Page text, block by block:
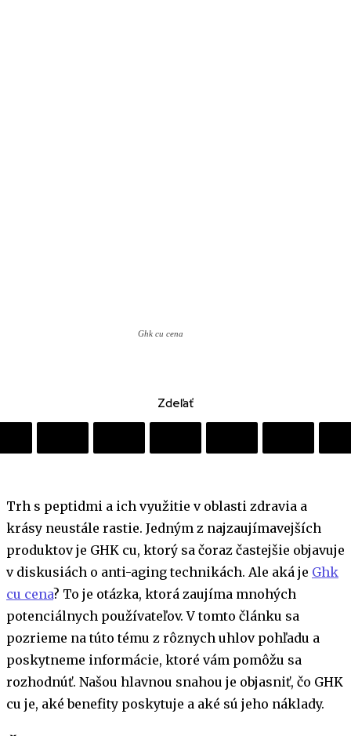
Ghk cu cena
Zdeľať
Trh s peptidmi a ich využitie v oblasti zdravia a
krásy neustále rastie. Jedným z najzaujímavejších
produktov je GHK cu, ktorý sa čoraz častejšie objavuje
v diskusiách o anti-aging technikách. Ale aká je Ghk
cu cena? To je otázka, ktorá zaujíma mnohých
potenciálnych používateľov. V tomto článku sa
pozrieme na túto tému z rôznych uhlov pohľadu a
poskytneme informácie, ktoré vám pomôžu sa
rozhodnúť. Našou hlavnou snahou je objasniť, čo GHK
cu je, aké benefity poskytuje a aké sú jeho náklady.